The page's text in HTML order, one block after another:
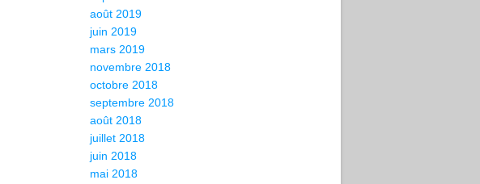
août 2019
juin 2019
mars 2019
novembre 2018
octobre 2018
septembre 2018
août 2018
juillet 2018
juin 2018
mai 2018